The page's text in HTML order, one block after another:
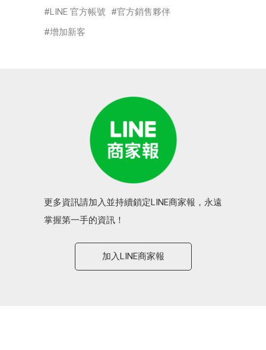
LINE 官方帳號
官方銷售夥伴
增加新客
更多資訊請加入並持續鎖定LINE商家報，永遠
掌握第一手的資訊！
加入LINE商家報